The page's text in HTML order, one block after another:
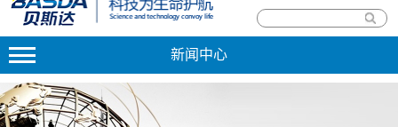
新闻中心